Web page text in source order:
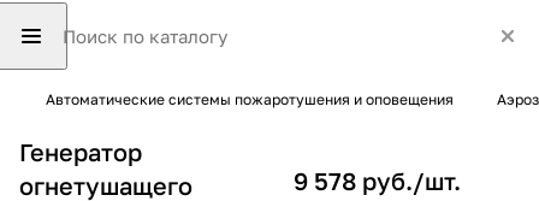
Автоматические системы пожаротушения и оповещения
Генератор
огнетушащего
9 578 руб./шт.